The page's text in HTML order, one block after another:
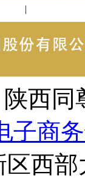
|
陕西
子商
西